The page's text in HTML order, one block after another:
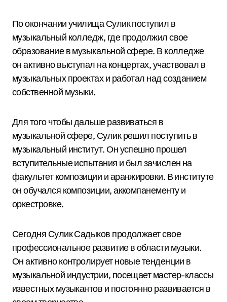
По окончании училища Сулик поступил в
музыкальный колледж, где продолжил свое
образование в музыкальной сфере. В колледже
он активно выступал на концертах, участвовал в
музыкальных проектах и работал над созданием
собственной музыки.
Для того чтобы дальше развиваться в
музыкальной сфере, Сулик решил поступить в
музыкальный институт. Он успешно прошел
вступительные испытания и был зачислен на
факультет композиции и аранжировки. В институте
он обучался композиции, аккомпанементу и
оркестровке.
Сегодня Сулик Садыков продолжает свое
профессиональное развитие в области музыки.
Он активно контролирует новые тенденции в
музыкальной индустрии, посещает мастер-классы
известных музыкантов и постоянно развивается в